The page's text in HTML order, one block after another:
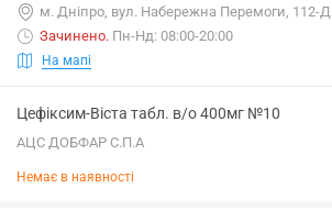
м. Дніпро, вул. Набережна Перемоги, 112-Д
Зачинено. Пн-Нд: 08:00-20:00
На мапі
Цефіксим-Віста табл. в/о 400мг №10
АЦС ДОБФАР С.П.А
Немає в наявності